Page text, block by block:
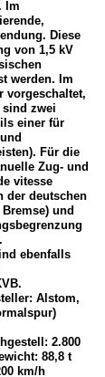
Im
Diese
von 1,5 kV
werden. Im
vorgeschaltet,
zwei
einer für
Für die
Zug- und
vitesse
der deutschen
und
ebenfalls
Alstom,
2.800
88,8 t
km/h